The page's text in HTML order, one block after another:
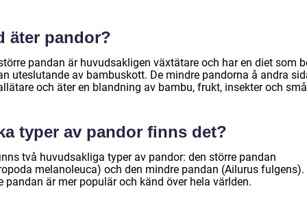
äter pandor?
pandan är huvudsakligen växtätare och har en diet som
uteslutande av bambuskott. De mindre pandorna å andra
och äter en blandning av bambu, frukt, insekter och
typer av pandor finns det?
två huvudsakliga typer av pandor: den större pandan
melanoleuca) och den mindre pandan (Ailurus fulgens).
pandan är mer populär och känd över hela världen.